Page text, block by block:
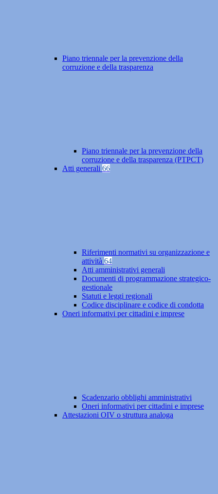
Piano triennale per la prevenzione della
corruzione e della trasparenza
Piano triennale per la prevenzione della
corruzione e della trasparenza (PTPCT)
Atti generali 66
Riferimenti normativi su organizzazione e
attività 64
Atti amministrativi generali
Documenti di programmazione strategico-
gestionale
Statuti e leggi regionali
Codice disciplinare e codice di condotta
Oneri informativi per cittadini e imprese
Scadenzario obblighi amministrativi
Oneri informativi per cittadini e imprese
Attestazioni OIV o struttura analoga